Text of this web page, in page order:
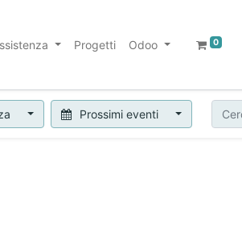
Progetti Odoo 0
Prossimi eventi